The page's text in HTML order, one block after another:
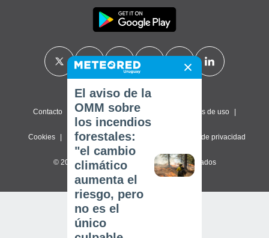
Contacto Sobre nosotros Términos de uso
Cookies Política de privacidad Configuración de privacidad
© 2026 Meteored. Todos los derechos reservados
El aviso de la
OMM sobre
los incendios
forestales:
"el cambio
climático
aumenta el
riesgo, pero
no es el
único